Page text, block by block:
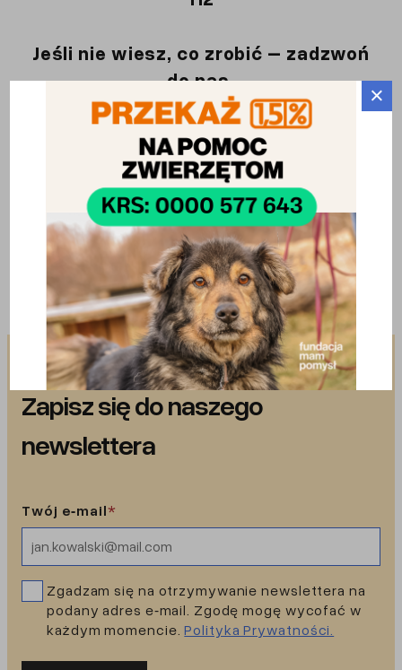
Jeśli nie wiesz, co zrobić – zadzwoń
do nas.
Podpowiemy, gdzie zgłosić sprawę.
790 241 451
Uwaga: Fundacja nie przyjmuje bezpośrednich
zgłoszeń od osób prywatnych. Działamy na zlecenie
służb i samorządów.
Zapisz się do naszego
newslettera
Twój e‑mail*
Zgadzam się na otrzymywanie newslettera na
podany adres e‑mail. Zgodę mogę wycofać w
każdym momencie.Polityka Prywatności.
×